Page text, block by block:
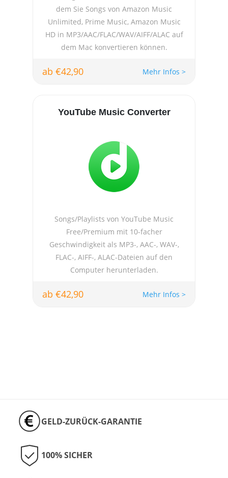
dem Sie Songs von Amazon Music
Unlimited, Prime Music, Amazon Music
HD in MP3/AAC/FLAC/WAV/AIFF/ALAC auf
dem Mac konvertieren können.
ab €42,90 Mehr Infos >
YouTube Music Converter
Songs/Playlists von YouTube Music
Free/Premium mit 10-facher
Geschwindigkeit als MP3-, AAC-, WAV-,
FLAC-, AIFF-, ALAC-Dateien auf den
Computer herunterladen.
ab €42,90 Mehr Infos >
GELD-ZURÜCK-GARANTIE
100% SICHER